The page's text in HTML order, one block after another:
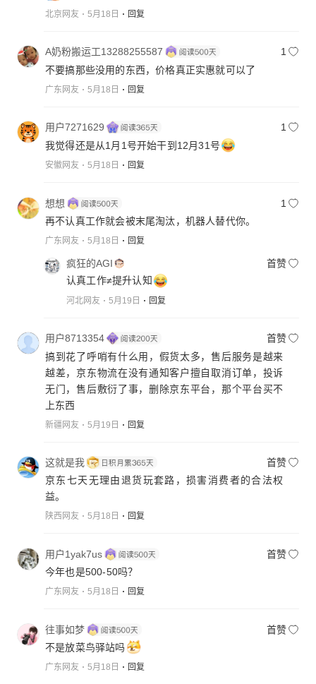
北京网友 5月18日 回复
A奶粉搬运工13288255587
1
不要搞那些没用的东西，价格真正实惠就可以了
广东网友 5月18日 回复
用户7271629
1
我觉得还是从1月1号开始干到12月31号
安徽网友 5月18日 回复
想想
1
再不认真工作就会被末尾淘汰，机器人替代你。
广东网友 5月18日 回复
疯狂的AGI
首赞
认真工作≠提升认知
河北网友 5月19日 回复
用户8713354
首赞
搞到花了呼哨有什么用，假货太多，售后服务是越来
越差，京东物流在没有通知客户擅自取消订单，投诉
无门，售后敷衍了事，删除京东平台，那个平台买不
上东西
新疆网友 5月19日 回复
这就是我
首赞
京东七天无理由退货玩套路，损害消费者的合法权
益。
陕西网友 5月18日 回复
用户1yak7us
首赞
今年也是500-50吗？
广东网友 5月18日 回复
往事如梦
首赞
不是放菜鸟驿站吗
广东网友 5月18日 回复